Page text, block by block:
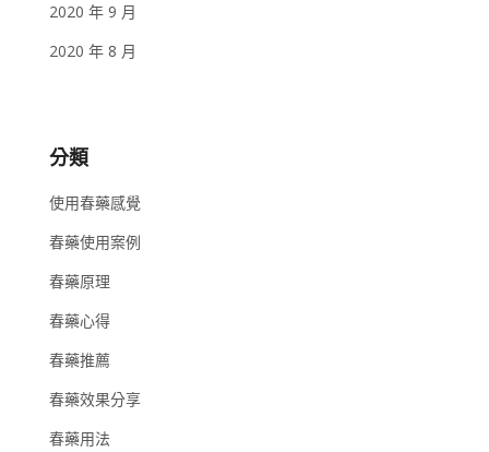
2020 年 9 月
2020 年 8 月
分類
使用春藥感覺
春藥使用案例
春藥原理
春藥心得
春藥推薦
春藥效果分享
春藥用法